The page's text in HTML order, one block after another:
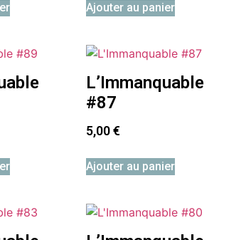
Ajouter au panier
L’Immanquable
#87
5,00€
Ajouter au panier